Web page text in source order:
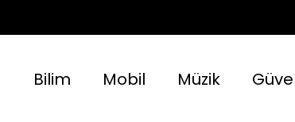
Bilim Mobil Müzik